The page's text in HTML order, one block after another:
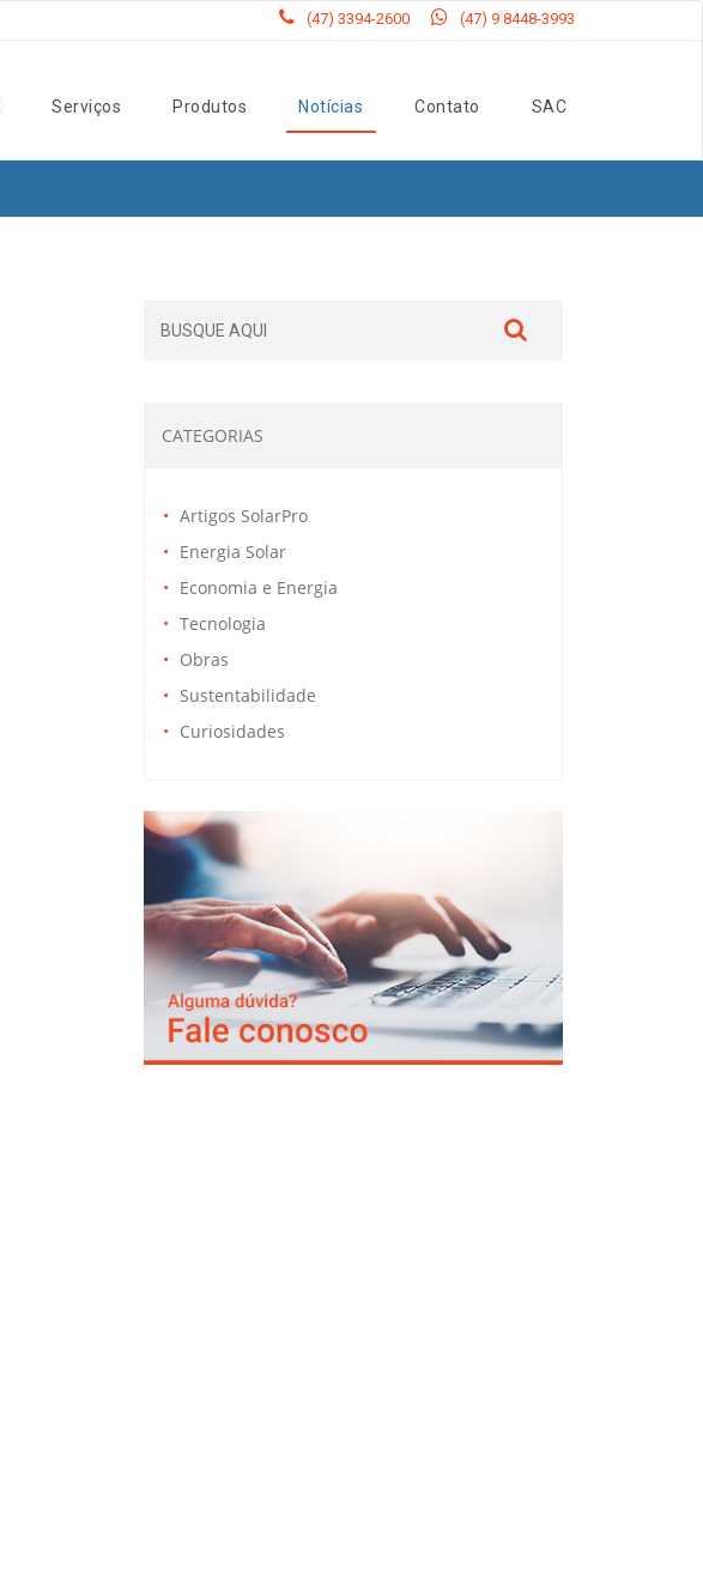
(47) 3394-2600 (47) 9 8448-3993
Serviços Produtos Notícias Contato SAC
CATEGORIAS
Artigos SolarPro
Energia Solar
Economia e Energia
Tecnologia
Obras
Sustentabilidade
Curiosidades